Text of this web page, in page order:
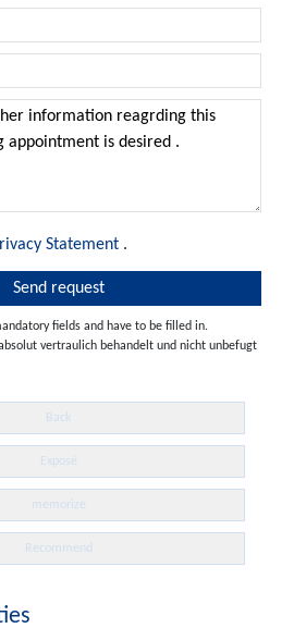
Statement .
fields and have to be filled in.
vertraulich behandelt und nicht unbefugt
Back
Exposé
memorize
Recommend